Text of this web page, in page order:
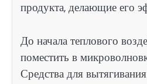
продукта, делающие его
До начала теплового
поместить в
Средства для